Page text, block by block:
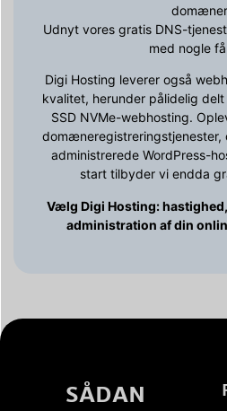
Udnyt vores gratis DNS-
med nogle
Digi Hosting leverer også
kvalitet, herunder pålidelig
SSD NVMe-webhosting.
domæneregistreringstjenester,
administrerede WordPress-
start tilbyder vi endda
Vælg Digi Hosting:
administration af din
SÅDAN